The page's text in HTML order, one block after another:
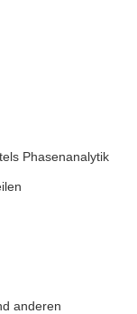
Phasenanalytik
anderen